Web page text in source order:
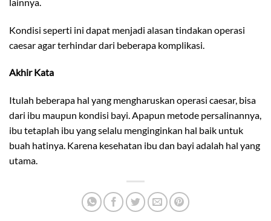
Kondisi seperti ini dapat menjadi alasan tindakan operasi
caesar agar terhindar dari beberapa komplikasi.
Akhir Kata
Itulah beberapa hal yang mengharuskan operasi caesar, bisa
dari ibu maupun kondisi bayi. Apapun metode persalinannya,
ibu tetaplah ibu yang selalu menginginkan hal baik untuk
buah hatinya. Karena kesehatan ibu dan bayi adalah hal yang
utama.